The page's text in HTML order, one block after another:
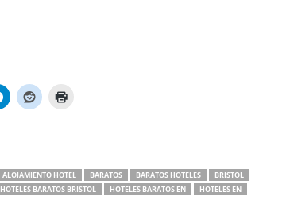
ALOJAMIENTO HOTEL BARATOS BARATOS HOTELES
BRISTOL
HOTELES BARATOS BRISTOL HOTELES BARATOS EN
HOTELES EN